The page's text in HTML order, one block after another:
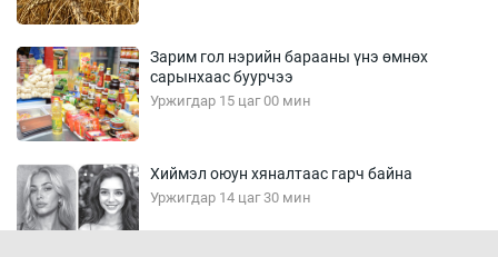
Зарим гол нэрийн барааны үнэ өмнөх
сарынхаас буурчээ
Уржигдар 15 цаг 00 мин
Хиймэл оюун хяналтаас гарч байна
Уржигдар 14 цаг 30 мин